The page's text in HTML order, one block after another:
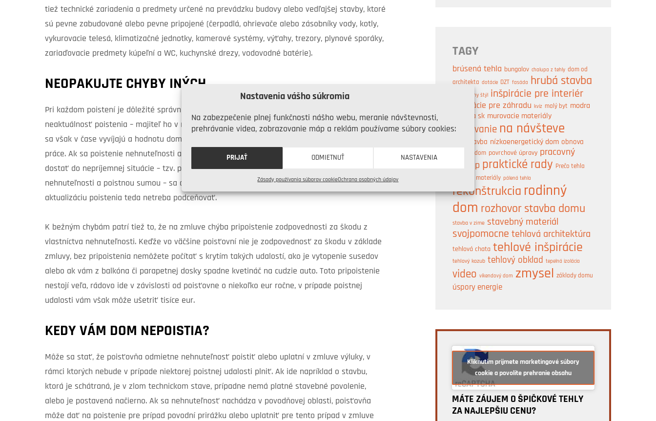
Nastavenia vášho súkromia
Na zabezpečenie plnej funkčnosti nášho webu, meranie návštevnosti,
prehrávanie videa, zobrazovanie máp a reklám používame súbory cookies:
PRIJAŤ ODMIETNUŤ NASTAVENIA
Zásady používania súborov cookieOchrana osobných údajov
tiež technické zariadenia a predmety určené na prevádzku budovy alebo vedľajšej stavby, ktoré
sú pevne zabudované alebo pevne pripojené (čerpadlá, ohrievače alebo zásobníky vody, kotly,
vykurovacie telesá, klimatizačné jednotky, kamerové systémy, výťahy, trezory, plynové sporáky,
zariaďovacie predmety kúpeľní a WC, kuchynské drezy, vodovodné batérie).
NEOPAKUJTE CHYBY INÝCH
Pri každom poistení je dôležité správne nastaviť poistnú sumu. Veľmi častou chybou je totiž
neaktuálnosť poistenia – majiteľ ho v minulosti založil a ďalej už len platí. Ceny nehnuteľností
sa však v čase vyvíjajú a hodnotu domu alebo bytu môžu zvýšiť aj prípadné rekonštrukčné
práce. Ak sa poistenie nehnuteľnosti adekvátne neaktualizuje, môžete sa pri poistnom plnení
dostať do nepríjemnej situácie – tzv. podpoistenie, teda rozdiel medzi skutočnou cenou
nehnuteľnosti a poistnou sumou – sa odzrkadlí na nižšom poistnom plnení. Pravidelnú
aktualizáciu poistenia teda netreba podceňovať.
K bežným chybám patrí tiež to, že na zmluve chýba pripoistenie zodpovednosti za škodu z
vlastníctva nehnuteľnosti. Keďže vo väčšine poisťovní nie je zodpovednosť za škodu v základe
zmluvy, bez pripoistenia nemôžete počítať s krytím takých udalostí, ako je vytopenie susedov
alebo ak vám z balkóna či parapetnej dosky spadne kvetináč na cudzie auto. Toto pripoistenie
nestojí veľa, rádovo ide v závislosti od poisťovne o niekoľko eur ročne, v prípade poistnej
udalosti vám však môže ušetriť tisíce eur.
KEDY VÁM DOM NEPOISTIA?
Môže sa stať, že poisťovňa odmietne nehnuteľnosť poistiť alebo uplatní v zmluve výluky, v
rámci ktorých nebude v prípade niektorej poistnej udalosti plniť. Ak ide napríklad o stavbu,
ktorá je schátraná, je v zlom technickom stave, prípadne nemá platné stavebné povolenie,
alebo je postavená načierno. Ak sa nehnuteľnosť nachádza v povodňovej oblasti, poisťovňa
môže dať na poistenie pre prípad povodní prirážku alebo uplatniť pre tento prípad v zmluve
TAGY
brúsená tehla bungalov chalupa z tehly dom od
architekta dotácie DZT fasáda hrubá stavba
industriálny štýl inšpirácie pre interiér
inšpirácie pre záhradu kvíz malý byt modra
strecha sk murovacie materiály
murovanie na návšteve
novostavba nízkoenergetický dom obnova
pasívny dom povrchové úpravy pracovný
postup praktické rady Prečo tehla
prírodné materiály pálená tehla
rekonštrukcia rodinný
dom rozhovor stavba domu
stavba v zime stavebný materiál
svojpomocne tehlová architektúra
tehlová chata tehlové inšpirácie
tehlový kozub tehlový obklad tepelná izolácia
video víkendový dom zmysel základy domu
úspory energie
Kliknutím prijmete marketingové súbory
cookie a povolíte prehranie obsahu
MÁTE ZÁUJEM O ŠPIČKOVÉ TEHLY
ZA NAJLEPŠIU CENU?